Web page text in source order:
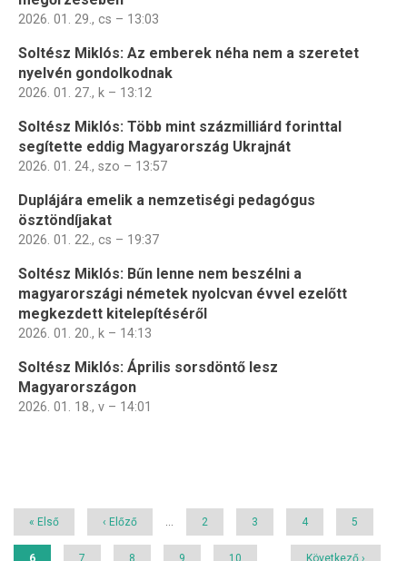
2026. 01. 29., cs – 13:03
Soltész Miklós: Az emberek néha nem a szeretet
nyelvén gondolkodnak
2026. 01. 27., k – 13:12
Soltész Miklós: Több mint százmilliárd forinttal
segítette eddig Magyarország Ukrajnát
2026. 01. 24., szo – 13:57
Duplájára emelik a nemzetiségi pedagógus
ösztöndíjakat
2026. 01. 22., cs – 19:37
Soltész Miklós: Bűn lenne nem beszélni a
magyarországi németek nyolcvan évvel ezelőtt
megkezdett kitelepítéséről
2026. 01. 20., k – 14:13
Soltész Miklós: Április sorsdöntő lesz
Magyarországon
2026. 01. 18., v – 14:01
Első
« Első
Előző
‹ Előző Page
2 Page
3 Page
4 Page
5
Jelenlegi
6 Page
7 Page
8 Page
9 Page
10 Következő
Következő ›